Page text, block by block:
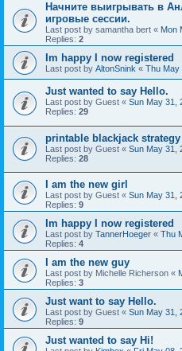
Начните выигрывать в
игровые сессии.
Last post by samantha bert « Mon
Replies: 2
Im happy I now registered
Last post by AltonSnink « Thu May
Just wanted to say Hello.
Last post by Guest « Sun May 31,
Replies: 29
printable blackjack
Last post by Guest « Sun May 31,
Replies: 28
I am the new girl
Last post by Guest « Sun May 31,
Replies: 9
Im happy I now registered
Last post by TannerHoeger « Thu
Replies: 4
I am the new guy
Last post by Michelle Richerson «
Replies: 3
Just want to say Hello.
Last post by Guest « Sun May 31,
Replies: 9
Just wanted to say Hi!